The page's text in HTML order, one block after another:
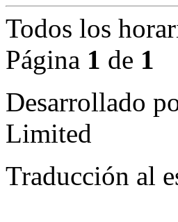
Todos los
Página 1 de 1
Desarrollado
Limited
Traducción al